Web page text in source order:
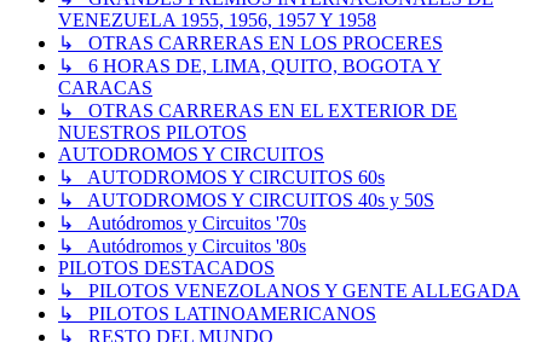
VENEZUELA 1955, 1956, 1957 Y 1958
↳ OTRAS CARRERAS EN LOS PROCERES
↳ 6 HORAS DE, LIMA, QUITO, BOGOTA Y
CARACAS
↳ OTRAS CARRERAS EN EL EXTERIOR DE
NUESTROS PILOTOS
AUTODROMOS Y CIRCUITOS
↳ AUTODROMOS Y CIRCUITOS 60s
↳ AUTODROMOS Y CIRCUITOS 40s y 50S
↳ Autódromos y Circuitos '70s
↳ Autódromos y Circuitos '80s
PILOTOS DESTACADOS
↳ PILOTOS VENEZOLANOS Y GENTE ALLEGADA
↳ PILOTOS LATINOAMERICANOS
↳ RESTO DEL MUNDO